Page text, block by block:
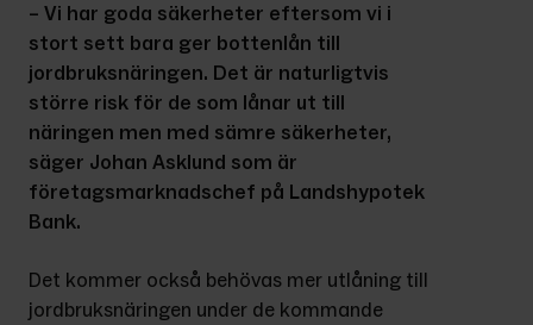
– Vi har goda säkerheter eftersom vi i
stort sett bara ger bottenlån till
jordbruksnäringen. Det är naturligtvis
större risk för de som lånar ut till
näringen men med sämre säkerheter,
säger Johan Asklund som är
företagsmarknadschef på Landshypotek
Bank.
Det kommer också behövas mer utlåning till
jordbruksnäringen under de kommande